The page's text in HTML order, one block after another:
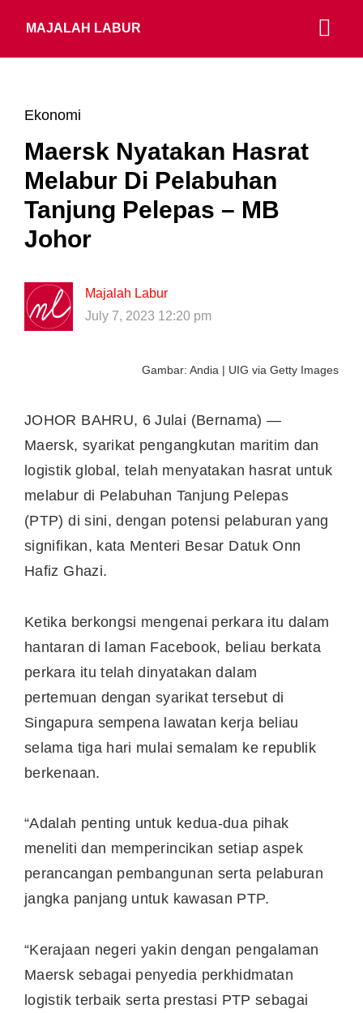
MAJALAH LABUR
Ekonomi
Maersk Nyatakan Hasrat
Melabur Di Pelabuhan
Tanjung Pelepas – MB
Johor
Majalah Labur
July 7, 2023 12:20 pm
Gambar: Andia | UIG via Getty Images
JOHOR BAHRU, 6 Julai (Bernama) —
Maersk, syarikat pengangkutan maritim dan
logistik global, telah menyatakan hasrat untuk
melabur di Pelabuhan Tanjung Pelepas
(PTP) di sini, dengan potensi pelaburan yang
signifikan, kata Menteri Besar Datuk Onn
Hafiz Ghazi.
Ketika berkongsi mengenai perkara itu dalam
hantaran di laman Facebook, beliau berkata
perkara itu telah dinyatakan dalam
pertemuan dengan syarikat tersebut di
Singapura sempena lawatan kerja beliau
selama tiga hari mulai semalam ke republik
berkenaan.
“Adalah penting untuk kedua-dua pihak
meneliti dan memperincikan setiap aspek
perancangan pembangunan serta pelaburan
jangka panjang untuk kawasan PTP.
“Kerajaan negeri yakin dengan pengalaman
Maersk sebagai penyedia perkhidmatan
logistik terbaik serta prestasi PTP sebagai